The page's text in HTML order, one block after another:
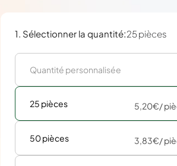
1. Sélectionner la quantité:25 pièces
25 pièces 5,20€/
50 pièces 3,83€/